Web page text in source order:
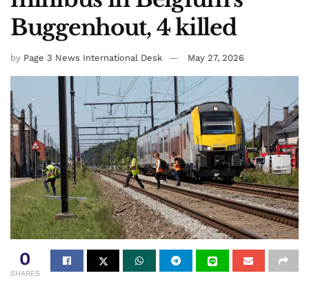
Buggenhout, 4 killed
by Page 3 News International Desk May 27, 2026
0
SHARES